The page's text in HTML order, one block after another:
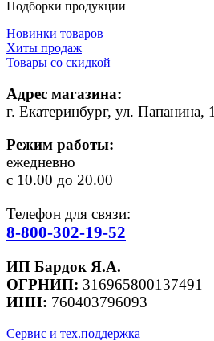
Подборки продукции
Новинки товаров
Хиты продаж
Товары со скидкой
Адрес магазина:
г. Екатеринбург, ул. Папанина, 1
Режим работы:
ежедневно
с 10.00 до 20.00
Телефон для связи:
8-800-302-19-52
ИП Бардок Я.А.
ОГРНИП: 316965800137491
ИНН: 760403796093
Сервис и тех.поддержка